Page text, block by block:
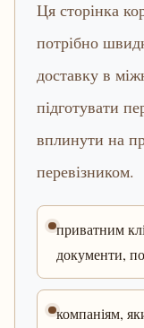
Ця сторінка
потрібно
доставку в
підготувати
вплинути на
перевізником.
приватним
документи,
компаніям,